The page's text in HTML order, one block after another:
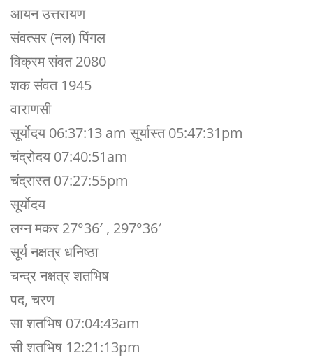
आयन उत्तरायण
संवत्सर (नल) पिंगल
विक्रम संवत 2080
शक संवत 1945
वाराणसी
सूर्योदय 06:37:13 am सूर्यास्त 05:47:31pm
चंद्रोदय 07:40:51am
चंद्रास्त 07:27:55pm
सूर्योदय
लग्न मकर 27°36′ , 297°36′
सूर्य नक्षत्र धनिष्ठा
चन्द्र नक्षत्र शतभिष
पद, चरण
सा शतभिष 07:04:43am
सी शतभिष 12:21:13pm